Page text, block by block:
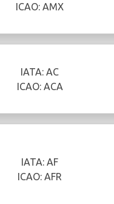
ICAO: AMX
IATA: AC
ICAO: ACA
IATA: AF
ICAO: AFR